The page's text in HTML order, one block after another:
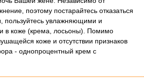
поэтому постарайтесь отказаться
пользуйтесь увлажняющими и
в коже (крема, лосьоны). Помимо
коже и отсутствии признаков
- однопроцентный крем с